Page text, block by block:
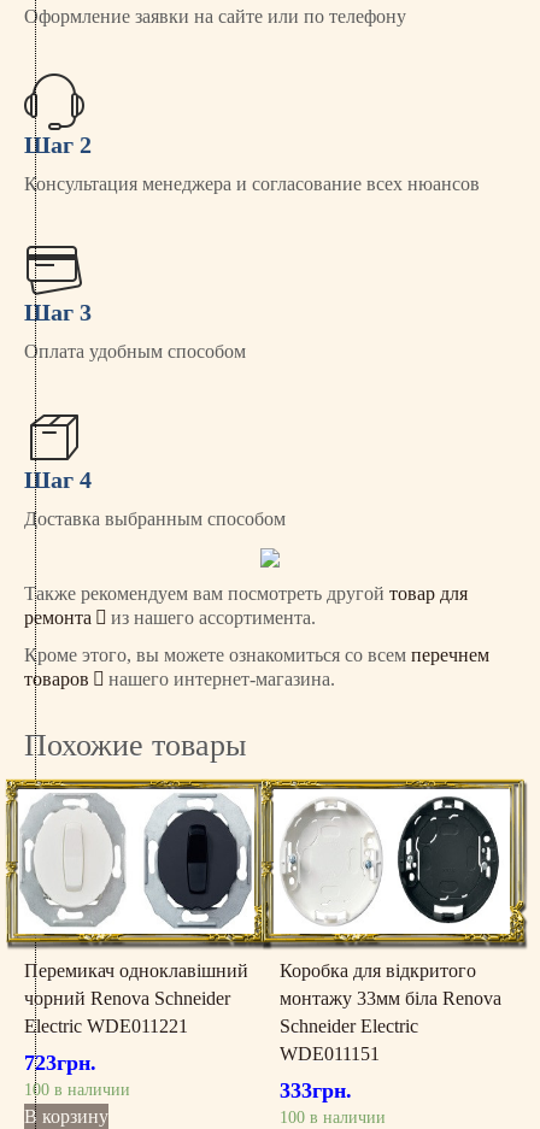
Оформление заявки на сайте или по телефону
Шаг 2
Консультация менеджера и согласование всех нюансов
Шаг 3
Оплата удобным способом
Шаг 4
Доставка выбранным способом
Также рекомендуем вам посмотреть другой товар для
ремонта
из нашего ассортимента.
Кроме этого, вы можете ознакомиться со всем перечнем
товаров
нашего интернет-магазина.
Похожие товары
Перемикач одноклавішний
чорний Renova Schneider
Electric WDE011221
723грн.
100 в наличии
В корзину
Коробка для відкритого
монтажу 33мм біла Renova
Schneider Electric
WDE011151
333грн.
100 в наличии